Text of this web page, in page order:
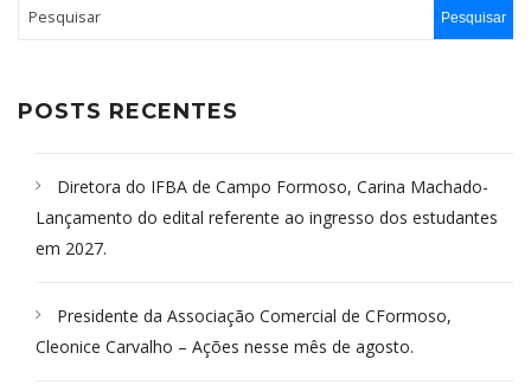
POSTS RECENTES
Diretora do IFBA de Campo Formoso, Carina Machado-
Lançamento do edital referente ao ingresso dos estudantes
em 2027.
Presidente da Associação Comercial de CFormoso,
Cleonice Carvalho – Ações nesse mês de agosto.